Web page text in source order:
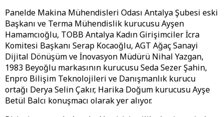
Panelde Makina Mühendisleri Odası Antalya Şubesi eski
Başkanı ve Terma Mühendislik kurucusu Ayşen
Hamamcıoğlu, TOBB Antalya Kadın Girişimciler İcra
Komitesi Başkanı Serap Kocaoğlu, AGT Ağaç Sanayi
Dijital Dönüşüm ve İnovasyon Müdürü Nihal Yazgan,
1983 Beyoğlu markasının kurucusu Seda Sezer Şahin,
Enpro Bilişim Teknolojileri ve Danışmanlık kurucu
ortağı Derya Selin Çakır, Harika Doğum kurucusu Ayşe
Betül Balcı konuşmacı olarak yer alıyor.